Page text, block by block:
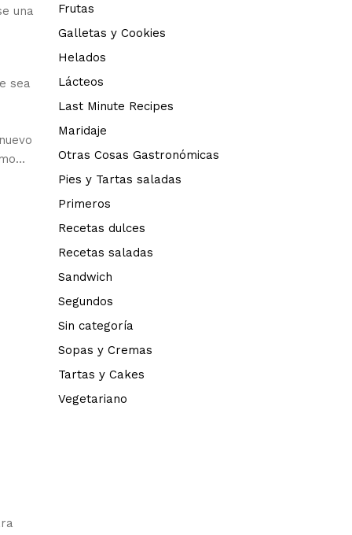
una
sea
Frutas
Galletas y Cookies
Helados
Lácteos
Last Minute Recipes
Maridaje
Otras Cosas Gastronómicas
Pies y Tartas saladas
Primeros
Recetas dulces
Recetas saladas
Sandwich
Segundos
Sin categoría
Sopas y Cremas
Tartas y Cakes
Vegetariano